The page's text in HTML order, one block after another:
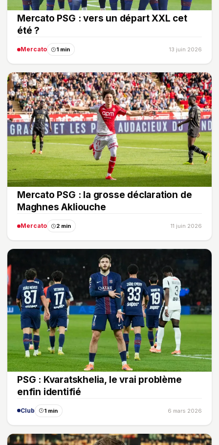
Mercato PSG : vers un départ XXL cet
été ?
Mercato 1 min 13 juin 2026
Mercato PSG : la grosse déclaration de
Maghnes Akliouche
Mercato 2 min 11 juin 2026
PSG : Kvaratskhelia, le vrai problème
enfin identifié
Club 1 min 6 mars 2026